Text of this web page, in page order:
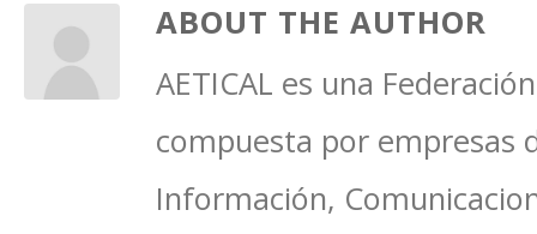
ABOUT THE AUTHOR
AETICAL es una
compuesta por empresas
Información,